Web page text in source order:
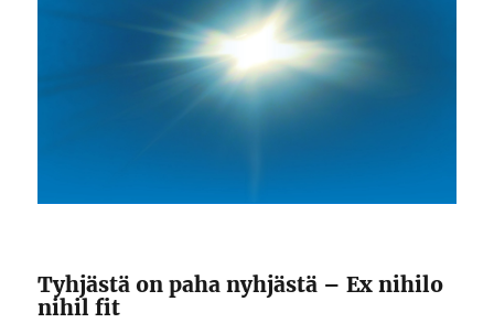
Tyhjästä on paha nyhjästä – Ex nihilo
nihil fit